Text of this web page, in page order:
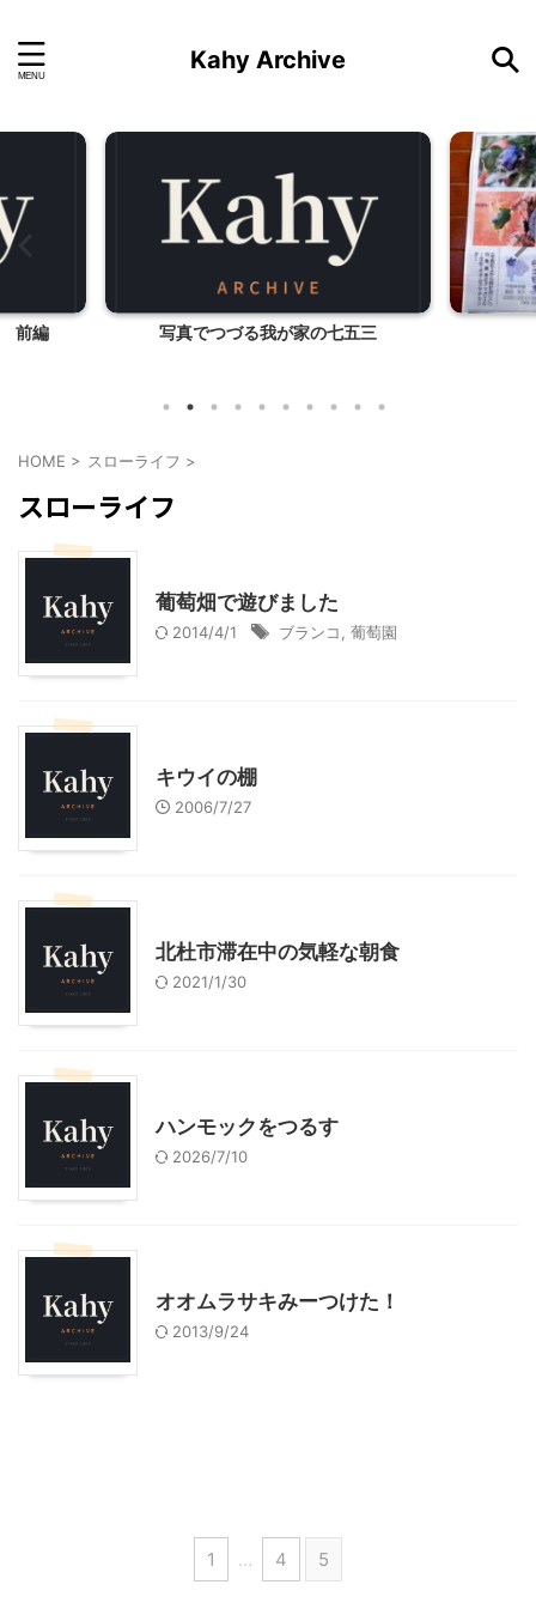
Kahy Archive
前編 写真でつづる我が家の七五三
HOME > スローライフ >
スローライフ
葡萄畑で遊びました
2014/4/1 ブランコ 葡萄園
キウイの棚
2006/7/27
北杜市滞在中の気軽な朝食
2021/1/30
ハンモックをつるす
2026/7/10
オオムラサキみーつけた！
2013/9/24
1 … 4 5